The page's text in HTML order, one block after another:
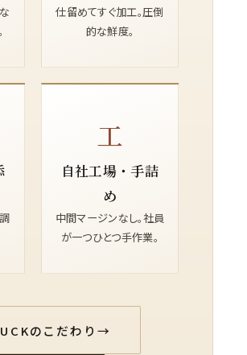
仕留めてすぐ加工。圧倒
的な鮮度。
工
自社工場・手詰
め
中間マージンなし。社員
が一つひとつ手作業。
のこだわり →